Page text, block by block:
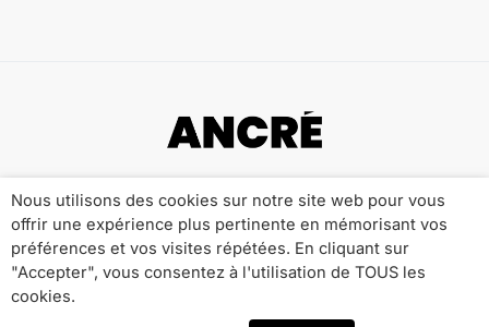
Qui sommes-nous ? Publicité
Contact
Mentions Légales
Politique de Confidentialité
Nous utilisons des cookies sur notre site web pour vous
offrir une expérience plus pertinente en mémorisant vos
préférences et vos visites répétées. En cliquant sur
"Accepter", vous consentez à l'utilisation de TOUS les
cookies.